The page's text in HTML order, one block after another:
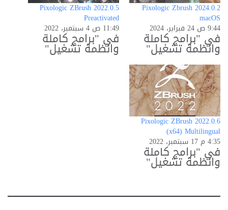
Pixologic Zbrush 2024.0.2
macOS
9:44 ص 24 فبراير، 2024
في "برامج كاملة
وانظمة تشغيل"
Pixologic ZBrush 2022.0.5
Preactivated
11:49 ص 4 سبتمبر، 2022
في "برامج كاملة
وانظمة تشغيل"
Pixologic ZBrush 2022.0.6
(x64) Multilingual
4:35 م 17 سبتمبر، 2022
في "برامج كاملة
وانظمة تشغيل"